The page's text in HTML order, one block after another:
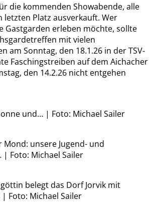
die kommenden Showabende, alle
letzten Platz ausverkauft. Wer
Gastgarden erleben möchte, sollte
mit vielen
am Sonntag, den 18.1.26 in der TSV-
Faschingstreiben auf dem Aichacher
den 14.2.26 nicht entgehen
und… | Foto: Michael Sailer
unsere Jugend- und
| Foto: Michael Sailer
belegt das Dorf Jorvik mit
| Foto: Michael Sailer